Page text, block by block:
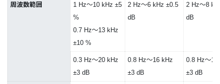
周波数範囲
1 Hz～10 kHz ±5
%
0.7 Hz～13 kHz
±10 %
2 Hz～6 kHz ±0.5
dB
2 Hz～8
dB
0.3 Hz～20 kHz
±3 dB
0.8 Hz～16 kHz
±3 dB
0.8 Hz～16
±3 dB